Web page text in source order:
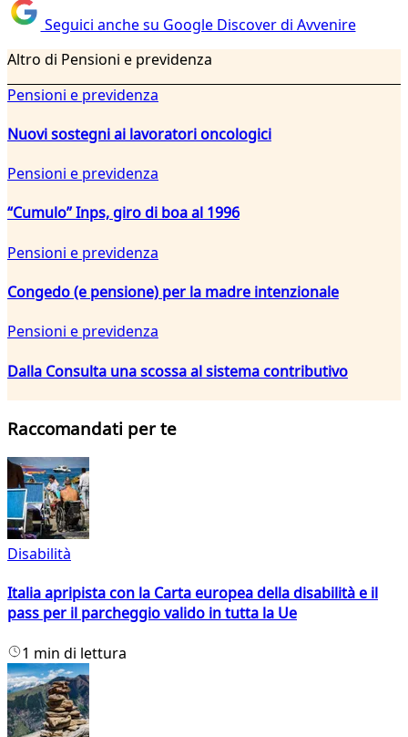
Seguici anche su Google Discover di Avvenire
Altro di Pensioni e previdenza
Pensioni e previdenza
Nuovi sostegni ai lavoratori oncologici
Pensioni e previdenza
“Cumulo” Inps, giro di boa al 1996
Pensioni e previdenza
Congedo (e pensione) per la madre intenzionale
Pensioni e previdenza
Dalla Consulta una scossa al sistema contributivo
Raccomandati per te
Disabilità
Italia apripista con la Carta europea della disabilità e il
pass per il parcheggio valido in tutta la Ue
1 min di lettura